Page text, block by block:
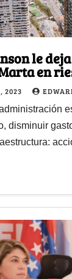
le
en
2023
disminuir